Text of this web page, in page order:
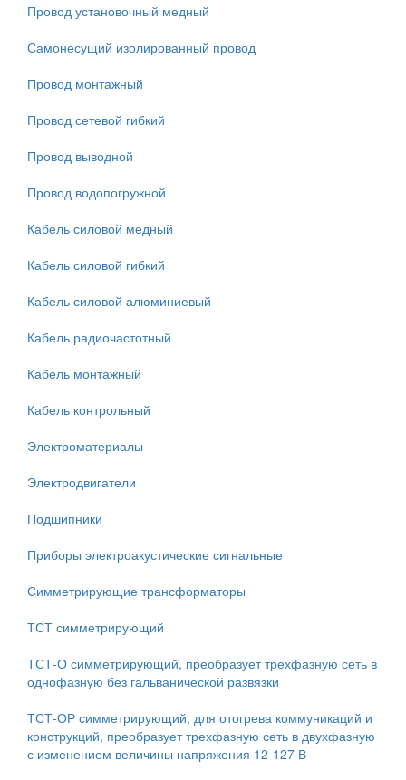
Провод установочный медный
Самонесущий изолированный провод
Провод монтажный
Провод сетевой гибкий
Провод выводной
Провод водопогружной
Кабель силовой медный
Кабель силовой гибкий
Кабель силовой алюминиевый
Кабель радиочастотный
Кабель монтажный
Кабель контрольный
Электроматериалы
Электродвигатели
Подшипники
Приборы электроакустические сигнальные
Симметрирующие трансформаторы
ТСТ симметрирующий
ТСТ-О симметрирующий, преобразует трехфазную сеть в
однофазную без гальванической развязки
ТСТ-ОР симметрирующий, для отогрева коммуникаций и
конструкций, преобразует трехфазную сеть в двухфазную
с изменением величины напряжения 12-127 В